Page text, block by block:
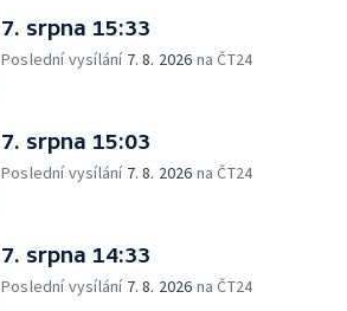
7. srpna 15:33
Poslední vysílání 7. 8. 2026 na ČT24
7. srpna 15:03
Poslední vysílání 7. 8. 2026 na ČT24
7. srpna 14:33
Poslední vysílání 7. 8. 2026 na ČT24